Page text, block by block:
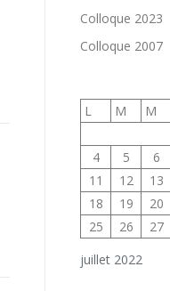
Colloque 2023
Colloque 2007
juillet 2022
L M M
4
5 6
11
12 13
18
19 20
25
26 27